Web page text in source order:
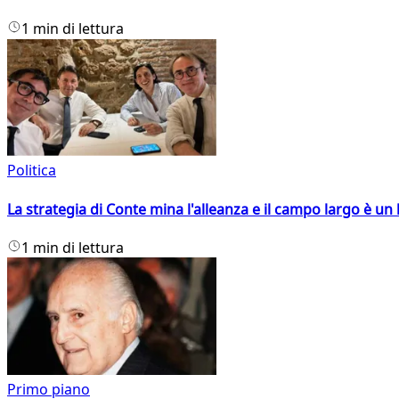
1 min di lettura
Politica
La strategia di Conte mina l'alleanza e il campo largo è
1 min di lettura
Primo piano